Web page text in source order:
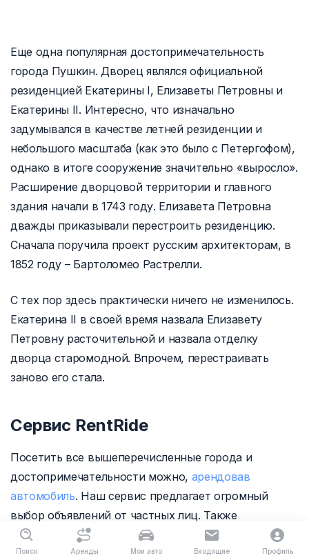
Еще одна популярная достопримечательность
города Пушкин. Дворец являлся официальной
резиденцией Екатерины I, Елизаветы Петровны и
Екатерины II. Интересно, что изначально
задумывался в качестве летней резиденции и
небольшого масштаба (как это было с Петергофом),
однако в итоге сооружение значительно «выросло».
Расширение дворцовой территории и главного
здания начали в 1743 году. Елизавета Петровна
дважды приказывали перестроить резиденцию.
Сначала поручила проект русским архитекторам, в
1852 году – Бартоломео Растрелли.
С тех пор здесь практически ничего не изменилось.
Екатерина II в своей время назвала Елизавету
Петровну расточительной и назвала отделку
дворца старомодной. Впрочем, перестраивать
заново его стала.
Сервис RentRide
Посетить все вышеперечисленные города и
достопримечательности можно, арендовав
автомобиль. Наш сервис предлагает огромный
выбор объявлений от частных лиц. Также
рекомендуем ознакомиться с отзывами
арендаторов. За долгие годы работы мы создали
Поиск Аренды Мои авто Входящие Профиль